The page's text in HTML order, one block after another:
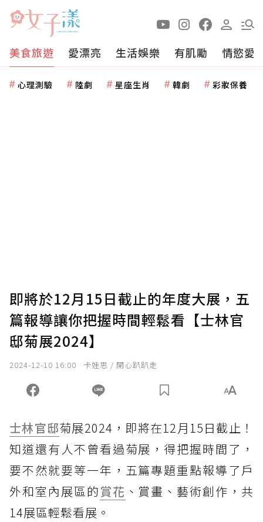
美食旅遊 愛漂亮 生活娛樂 有肌勵 情慾愛
心理測驗 陸劇 星座生肖 韓劇 彩妝保養
即將於12月15日截止的年度大展，五
篇報導讓你把握時間輕鬆看【士林官
邸菊展2024】
2024-12-10 16:00 卡娃思 / 開心趴趴走
士林官邸菊展2024，即將在12月15日截止！
知道還有人不曾看過菊展，得把握時間了，
要不然就要等一年，五篇專題重點報導了戶
外和室內展區的賞花 、賞畫、藝術創作，共
14展區輕鬆看展。